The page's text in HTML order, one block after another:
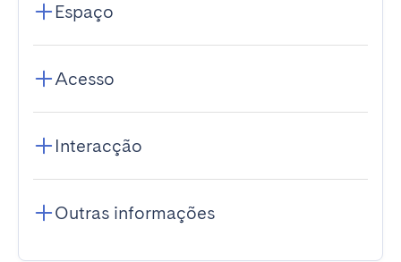
Espaço
Acesso
Interacção
Outras informações